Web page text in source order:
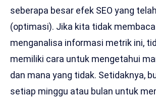
seberapa besar efek SEO yang
(optimasi). Jika kita tidak
menganalisa informasi metrik ini,
memiliki cara untuk mengetahui
dan mana yang tidak. Setidaknya,
setiap minggu atau bulan untuk